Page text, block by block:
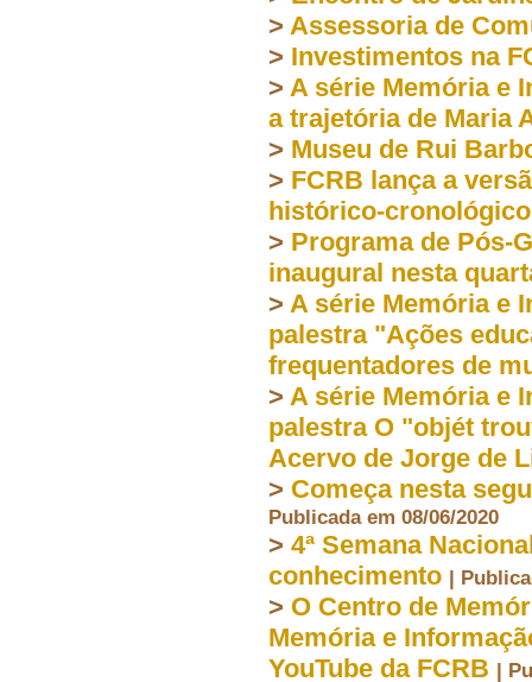
> Assessoria de
> Investimentos na
> A série Memória e
a trajetória de Maria
> Museu de Rui
> FCRB lança a
histórico-
> Programa de Pós-
inaugural nesta
> A série Memória e
palestra "Ações
frequentadores de
> A série Memória e
palestra O "objét
Acervo de Jorge de
> Começa nesta
Publicada em 08/06/2020
> 4ª Semana
conhecimento |
> O Centro de
Memória e
YouTube da FCRB |